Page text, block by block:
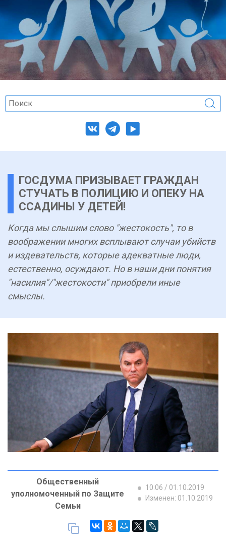
ГОСДУМА ПРИЗЫВАЕТ ГРАЖДАН
СТУЧАТЬ В ПОЛИЦИЮ И ОПЕКУ НА
ССАДИНЫ У ДЕТЕЙ!
Когда мы слышим слово "жестокость", то в
воображении многих всплывают случаи убийств
и издевательств, которые адекватные люди,
естественно, осуждают. Но в наши дни понятия
"насилия"/"жестокости" приобрели иные
смыслы.
Общественный
уполномоченный по Защите
Семьи
10:06 / 01.10.2019
Изменен: 01.10.2019